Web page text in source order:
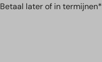
Betaal later of in termijnen*